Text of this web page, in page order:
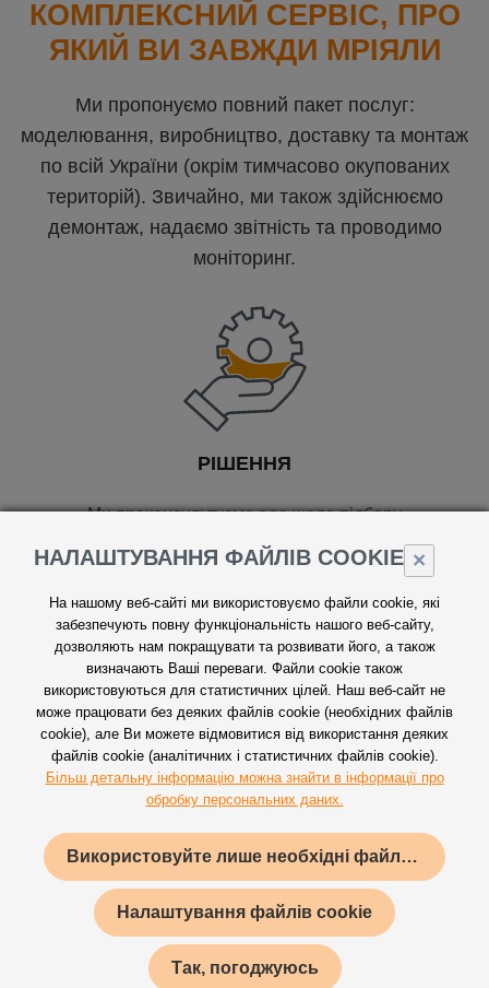
КОМПЛЕКСНИЙ СЕРВІС, ПРО
ЯКИЙ ВИ ЗАВЖДИ МРІЯЛИ
Ми пропонуємо повний пакет послуг:
моделювання, виробництво, доставку та монтаж
по всій України (окрім тимчасово окупованих
територій). Звичайно, ми також здійснюємо
демонтаж, надаємо звітність та проводимо
моніторинг.
РІШЕННЯ
Ми проконсультуємо вас щодо підбору
відповідної конструкції, матеріалу для
виробу, та знайдемо оптимальне рішення.
ЗРАЗКИ ТА ПРОТОТИПИ
Перед початком виробництва підготуємо
зразок, щоб переконатись, що кожна
деталь точно відповідає узгодженому
дизайну.
×
НАЛАШТУВАННЯ ФАЙЛІВ COOKIE
На нашому веб-сайті ми використовуємо файли cookie, які
забезпечують повну функціональність нашого веб-сайту,
дозволяють нам покращувати та розвивати його, а також
визначають Ваші переваги. Файли cookie також
використовуються для статистичних цілей. Наш веб-сайт не
може працювати без деяких файлів cookie (необхідних файлів
cookie), але Ви можете відмовитися від використання деяких
файлів cookie (аналітичних і статистичних файлів cookie).
Більш детальну інформацію можна знайти в інформації про
обробку персональних даних.
Використовуйте лише необхідні файли cookie
Налаштування файлів cookie
Так, погоджуюсь